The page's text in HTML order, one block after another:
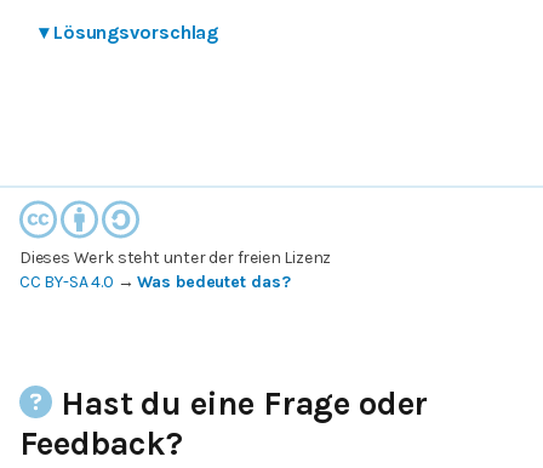
▾ Lösungsvorschlag
Dieses Werk steht unter der freien Lizenz
CC BY-SA 4.0 →Was bedeutet das?
Hast du eine Frage oder
Feedback?